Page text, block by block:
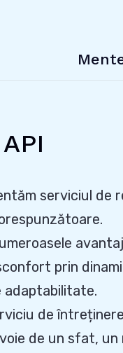
serviciul de
prin
adaptabilitate.
de
de un sfat,